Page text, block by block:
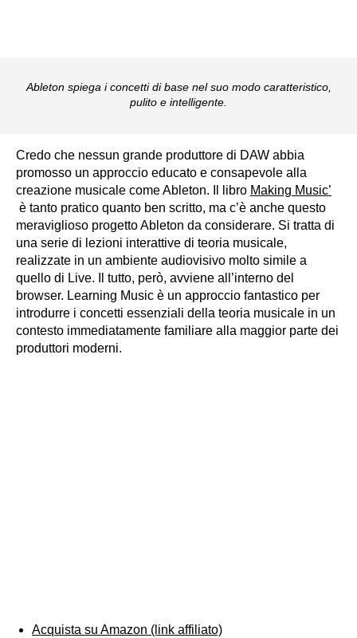
Ableton spiega i concetti di base nel suo modo caratteristico,
pulito e intelligente.
Credo che nessun grande produttore di DAW abbia
promosso un approccio educato e consapevole alla
creazione musicale come Ableton. Il libro Making Music’
è tanto pratico quanto ben scritto, ma c’è anche questo
meraviglioso progetto Ableton da considerare. Si tratta di
una serie di lezioni interattive di teoria musicale,
realizzate in un ambiente audiovisivo molto simile a
quello di Live. Il tutto, però, avviene all’interno del
browser. Learning Music è un approccio fantastico per
introdurre i concetti essenziali della teoria musicale in un
contesto immediatamente familiare alla maggior parte dei
produttori moderni.
Acquista su Amazon (link affiliato)